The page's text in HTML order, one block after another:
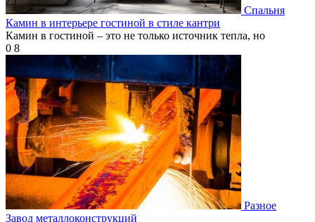
Спальня
Камин в интерьере гостиной в стиле кантри
Камин в гостиной – это не только источник тепла, но
0 8
Разное
Завод металлоконструкций